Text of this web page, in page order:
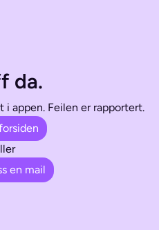
da.
i appen. Feilen er rapportert.
en mail